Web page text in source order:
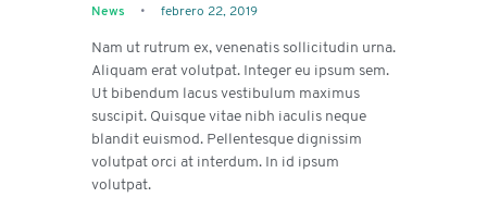
News febrero 22, 2019
Nam ut rutrum ex, venenatis sollicitudin urna.
Aliquam erat volutpat. Integer eu ipsum sem.
Ut bibendum lacus vestibulum maximus
suscipit. Quisque vitae nibh iaculis neque
blandit euismod. Pellentesque dignissim
volutpat orci at interdum. In id ipsum
volutpat.